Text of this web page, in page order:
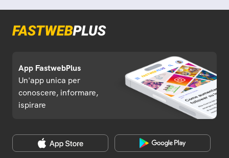
App FastwebPlus
Un'app unica per
conoscere, informare,
ispirare